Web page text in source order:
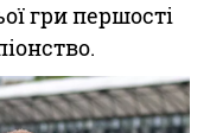
гри першості